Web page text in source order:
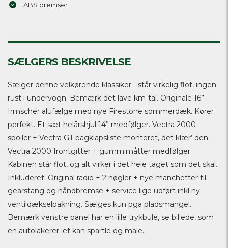
ABS bremser
SÆLGERS BESKRIVELSE
Sælger denne velkørende klassiker - står virkelig flot, ingen
rust i undervogn. Bemærk det lave km-tal. Originale 16”
Irmscher alufælge med nye Firestone sommerdæk. Kører
perfekt. Et sæt helårshjul 14” medfølger. Vectra 2000
spoiler + Vectra GT bagklapsliste monteret, det klær’ den.
Vectra 2000 frontgitter + gummimåtter medfølger.
Kabinen står flot, og alt virker i det hele taget som det skal.
Inkluderet: Original radio + 2 nøgler + nye manchetter til
gearstang og håndbremse + service lige udført inkl ny
ventildækselpakning. Sælges kun pga pladsmangel.
Bemærk venstre panel har en lille trykbule, se billede, som
en autolakerer let kan spartle og male.